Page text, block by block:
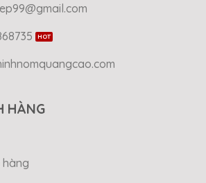
HÀNG